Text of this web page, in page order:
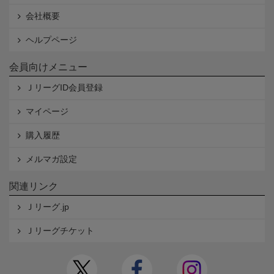
会社概要
ヘルプページ
会員向けメニュー
ＪリーグID会員登録
マイページ
購入履歴
メルマガ設定
関連リンク
Ｊリーグ.jp
Ｊリーグチケット